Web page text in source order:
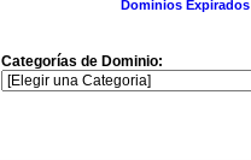
Dominios Expirados
Categorías de Dominio: